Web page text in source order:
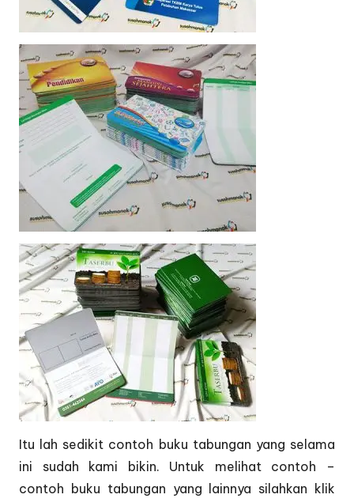
Itu lah sedikit contoh buku tabungan yang selama
ini sudah kami bikin. Untuk melihat contoh –
contoh buku tabungan yang lainnya silahkan klik